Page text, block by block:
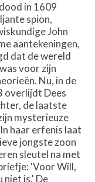
in 1609
spion,
John
aantekeningen,
dat de wereld
voor zijn
Nu, in de
overlijdt Dees
de laatste
mysterieuze
haar erfenis laat
jongste zoon
sleutel na met
'Voor Will,
niet is.' De